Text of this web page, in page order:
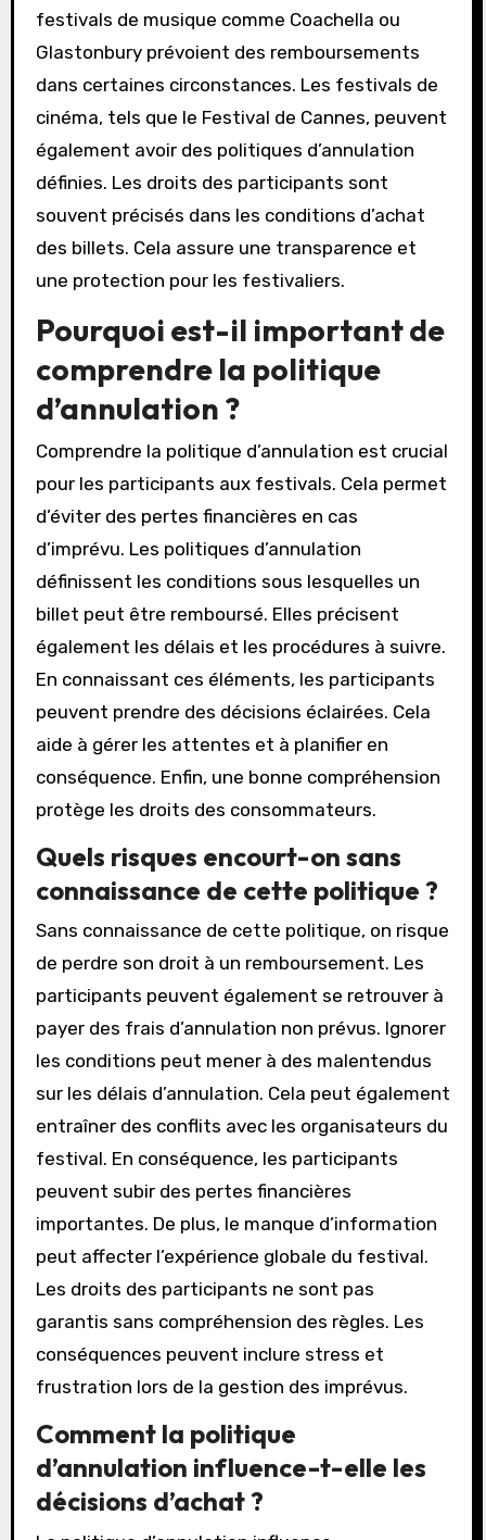
festivals de musique comme Coachella ou
Glastonbury prévoient des remboursements
dans certaines circonstances. Les festivals de
cinéma, tels que le Festival de Cannes, peuvent
également avoir des politiques d’annulation
définies. Les droits des participants sont
souvent précisés dans les conditions d’achat
des billets. Cela assure une transparence et
une protection pour les festivaliers.
Pourquoi est-il important de
comprendre la politique
d’annulation ?
Comprendre la politique d’annulation est crucial
pour les participants aux festivals. Cela permet
d’éviter des pertes financières en cas
d’imprévu. Les politiques d’annulation
définissent les conditions sous lesquelles un
billet peut être remboursé. Elles précisent
également les délais et les procédures à suivre.
En connaissant ces éléments, les participants
peuvent prendre des décisions éclairées. Cela
aide à gérer les attentes et à planifier en
conséquence. Enfin, une bonne compréhension
protège les droits des consommateurs.
Quels risques encourt-on sans
connaissance de cette politique ?
Sans connaissance de cette politique, on risque
de perdre son droit à un remboursement. Les
participants peuvent également se retrouver à
payer des frais d’annulation non prévus. Ignorer
les conditions peut mener à des malentendus
sur les délais d’annulation. Cela peut également
entraîner des conflits avec les organisateurs du
festival. En conséquence, les participants
peuvent subir des pertes financières
importantes. De plus, le manque d’information
peut affecter l’expérience globale du festival.
Les droits des participants ne sont pas
garantis sans compréhension des règles. Les
conséquences peuvent inclure stress et
frustration lors de la gestion des imprévus.
Comment la politique
d’annulation influence-t-elle les
décisions d’achat ?